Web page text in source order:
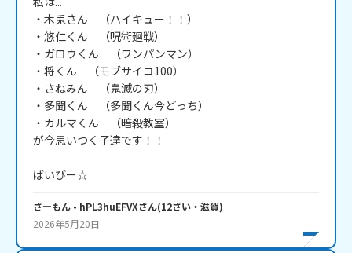
・木兎さん　（ハイキュー！！）
・悠仁くん　（呪術廻戦）
・ガロウくん　（ワンパンマン）
・将くん　（モブサイコ100）
・さねみん　（鬼滅の刃）
・多聞くん　（多聞くん今どっち）
・カルマくん　（暗殺教室）
が今思いつく子達です！！
ばいびー☆
さーもん - hPL3huEFVXさん(12さい・ 滋賀)
2026年5月20日